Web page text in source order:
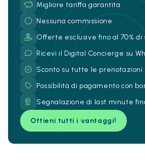
Migliore tariffa garantita
Nessuna commissione
Offerte esclusive fino al 70% di
Ricevi il Digital Concierge su
Sconto su tutte le prenotazioni
Possibilità di pagamento con
Segnalazione di last minute
Ottieni tutti i vantaggi!